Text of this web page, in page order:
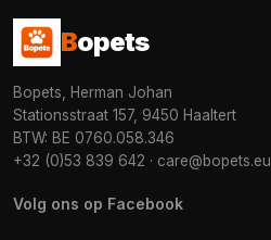
Bopets
Bopets, Herman Johan
Stationsstraat 157, 9450 Haaltert
BTW: BE 0760.058.346
+32 (0)53 839 642 · care@bopets.eu
Volg ons op Facebook